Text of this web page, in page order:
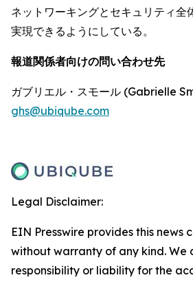
ネットワーキングとセキュリティ全
実現できるようにしている。
報道関係者向けの問い合わせ先
ガブリエル・スモール (Gabrielle
ghs@ubiqube.com
Legal Disclaimer:
EIN Presswire provides this news
without warranty of any kind. We
responsibility or liability for the